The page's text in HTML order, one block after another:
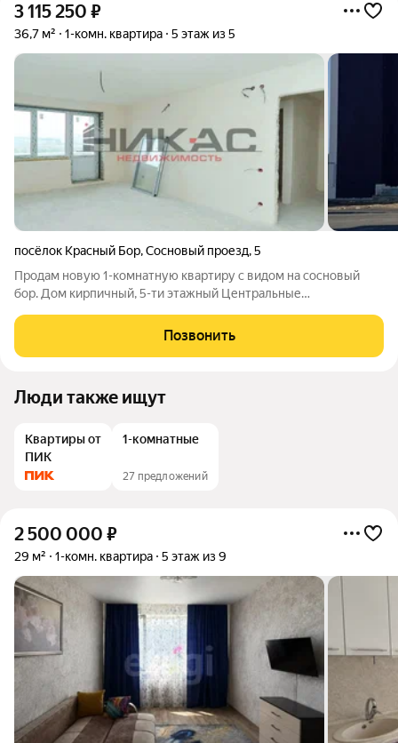
3 115 250 ₽
36,7 м² 1-комн. квартира 5 этаж из 5
посёлок Красный Бор,Сосновый проезд,5
Продам новую 1-комнатную квартиру с видом на сосновый
бор. Дом кирпичный, 5-ти этажный Центральные
отделка, балкон застеклен Вся инфраструктура в шаговой
доступности Рядом остановка 132 маршрутки
Позвонить
Люди также ищут
Квартиры от
ПИК
1-комнатные
27 предложений
2 500 000 ₽
29 м² 1-комн. квартира 5 этаж из 9